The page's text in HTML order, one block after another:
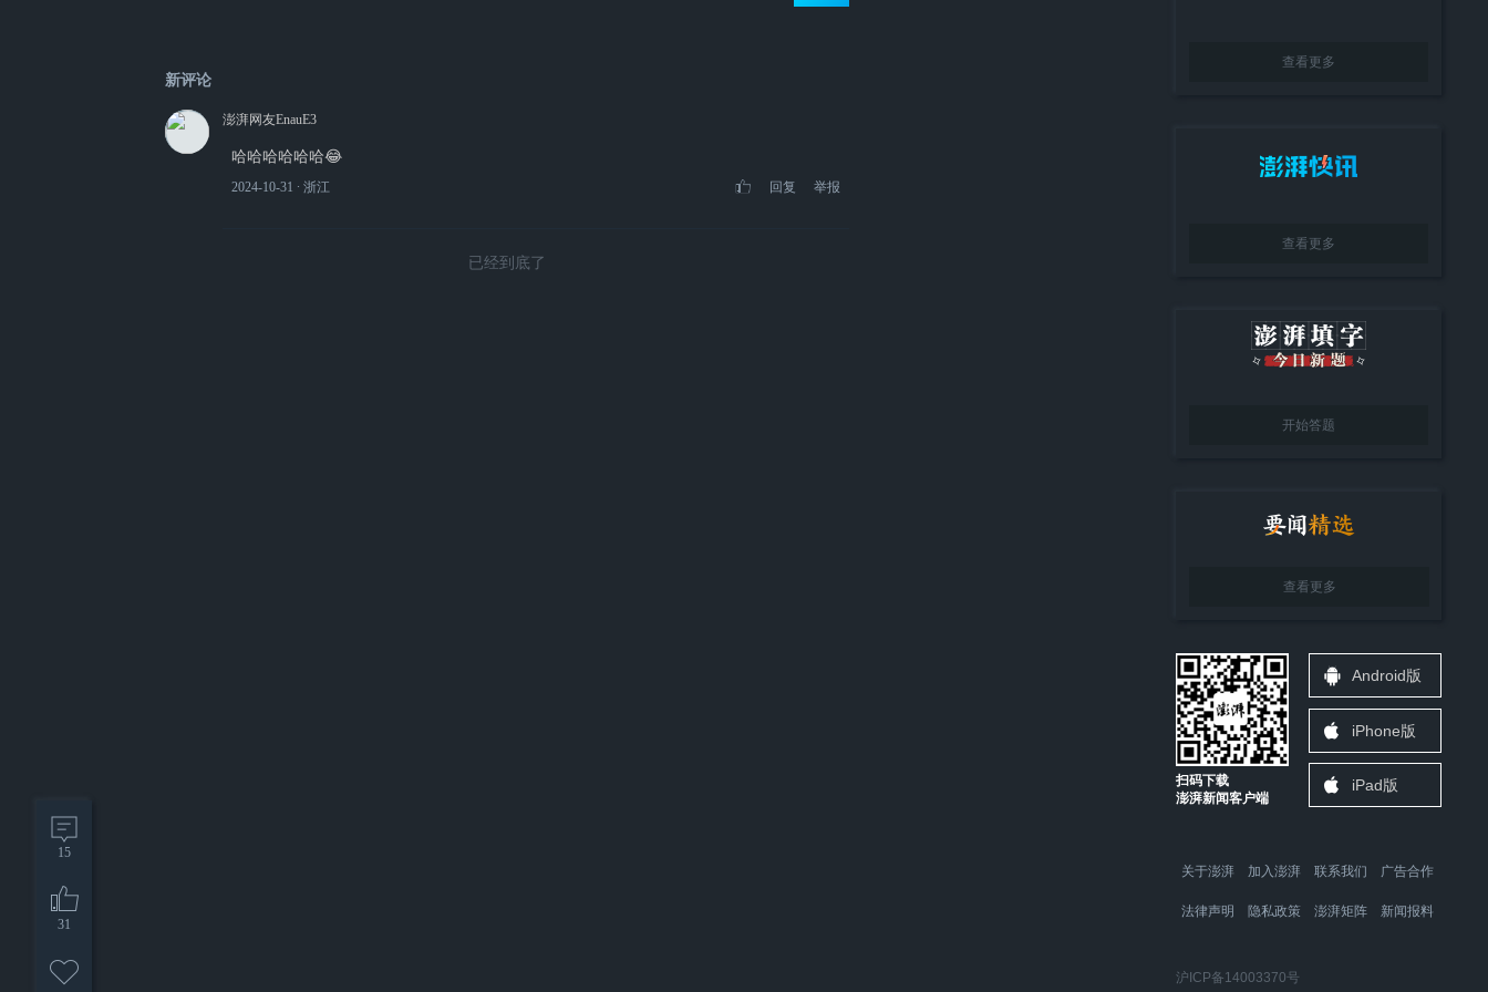
15
31
新评论
澎湃网友EnauE3
哈哈哈哈哈哈😂
2024-10-31 ∙ 浙江 回复 举报
已经到底了
查看更多
查看更多
开始答题
查看更多
扫码下载
澎湃新闻客户端
Android版
iPhone版
iPad版
关于澎湃 加入澎湃 联系我们 广告合作
法律声明 隐私政策 澎湃矩阵 新闻报料
沪ICP备14003370号